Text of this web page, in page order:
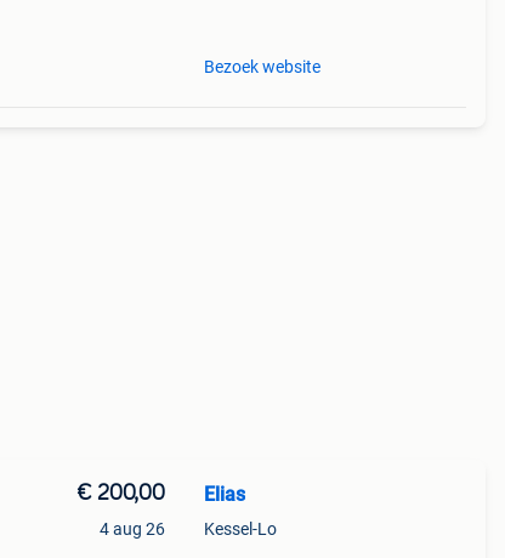
Bezoek website
€ 200,00
4 aug 26
Elias
Kessel-Lo